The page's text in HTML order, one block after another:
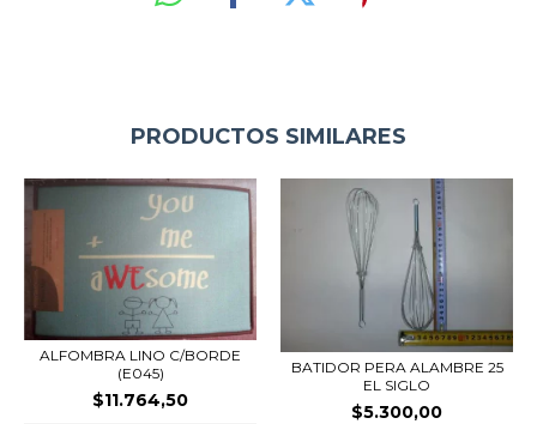
PRODUCTOS SIMILARES
ALFOMBRA LINO C/BORDE
(E045)
$11.764,50
BATIDOR PERA ALAMBRE 25
EL SIGLO
$5.300,00